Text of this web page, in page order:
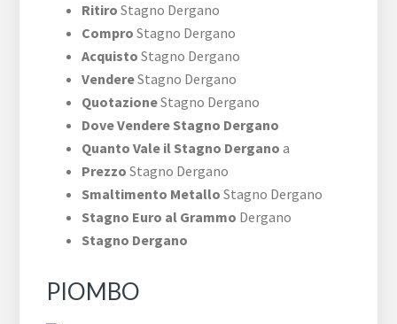
Ritiro Stagno Dergano
Compro Stagno Dergano
Acquisto Stagno Dergano
VendereStagno Dergano
QuotazioneStagno Dergano
Dove Vendere Stagno Dergano
Quanto Vale il Stagno Dergano a
Prezzo Stagno Dergano
Smaltimento Metallo Stagno Dergano
Stagno Euro al Grammo Dergano
Stagno Dergano
PIOMBO